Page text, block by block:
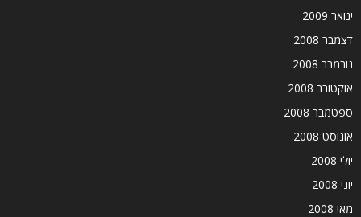
ינואר 2009
דצמבר 2008
נובמבר 2008
אוקטובר 2008
ספטמבר 2008
אוגוסט 2008
יולי 2008
יוני 2008
מאי 2008